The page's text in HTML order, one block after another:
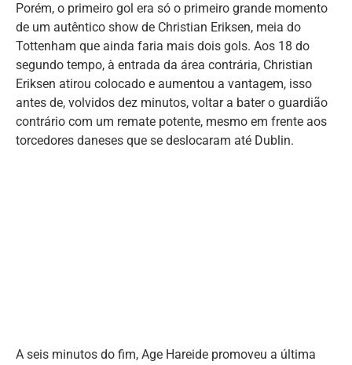
Porém, o primeiro gol era só o primeiro grande momento
de um autêntico show de Christian Eriksen, meia do
Tottenham que ainda faria mais dois gols. Aos 18 do
segundo tempo, à entrada da área contrária, Christian
Eriksen atirou colocado e aumentou a vantagem, isso
antes de, volvidos dez minutos, voltar a bater o guardião
contrário com um remate potente, mesmo em frente aos
torcedores daneses que se deslocaram até Dublin.
A seis minutos do fim, Age Hareide promoveu a última